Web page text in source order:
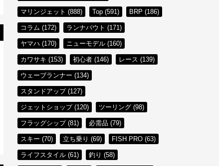
マリンジェット (888) Top (591) BRP (186)
コラム (172) ランナバウト (171)
ヤマハ (170) ニューモデル (160)
カワサキ (153) 初心者 (146) レース (139)
ウェーブランナー (134)
スタンドアップ (127)
ジェットショップ (120) ツーリング (98)
フラッグシップ (81) 必需品 (79)
スキー (70) 立ち乗り (69) FISH PRO (63)
ライフスタイル (61) 釣り (58)